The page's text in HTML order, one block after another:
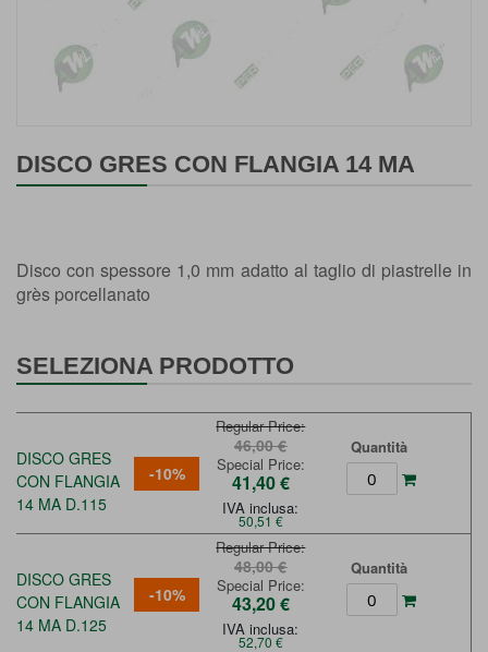
DISCO GRES CON FLANGIA 14 MA
all'inizio
della
Disco con spessore 1,0 mm adatto al taglio di piastrelle in
grès porcellanato
SELEZIONA PRODOTTO
DISCO GRES
CON FLANGIA
14 MA D.115
-10%
Regular Price
46,00 €
Special Price
41,40 €
IVA inclusa:
50,51 €
Quantità
DISCO GRES
CON FLANGIA
14 MA D.125
-10%
Regular Price
48,00 €
Special Price
43,20 €
IVA inclusa:
52,70 €
Quantità